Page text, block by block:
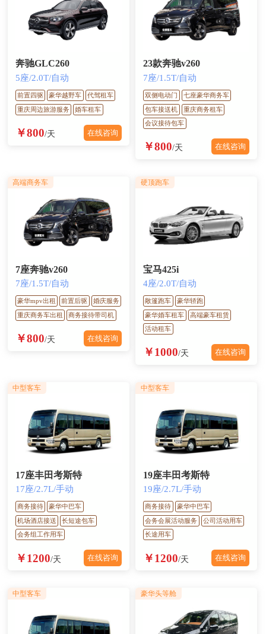
奔驰GLC260
5座/2.0T/自动
前置四驱 豪华越野车
代驾租车
重庆周边旅游服务
婚车租车
￥800/天 在线咨询
23款奔驰v260
7座/1.5T/自动
双侧电动门
七座豪华商务车
包车接送机
重庆商务租车
会议接待包车
￥800/天 在线咨询
7座奔驰v260
7座/1.5T/自动
豪华mpv出租 前置后驱
婚庆服务
重庆商务车出租
商务接待带司机
￥800/天 在线咨询
高端商务车
宝马425i
4座/2.0T/自动
敞篷跑车
豪华轿跑
豪华婚车租车
高端豪车租赁
活动租车
￥1000/天 在线咨询
硬顶跑车
17座丰田考斯特
17座/2.7L/手动
商务接待
豪华中巴车
机场酒店接送
长短途包车
会务组工作用车
￥1200/天 在线咨询
中型客车
19座丰田考斯特
19座/2.7L/手动
商务接待
豪华中巴车
会务会展活动服务
公司活动用车
长途用车
￥1200/天 在线咨询
中型客车
中型客车 豪华头等舱